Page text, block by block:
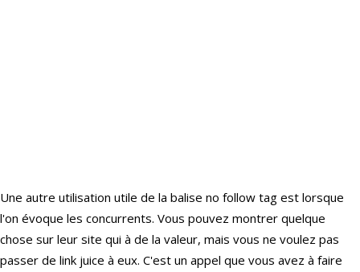
Une autre utilisation utile de la balise no follow tag est lorsque
l'on évoque les concurrents. Vous pouvez montrer quelque
chose sur leur site qui à de la valeur, mais vous ne voulez pas
passer de link juice à eux. C'est un appel que vous avez à faire